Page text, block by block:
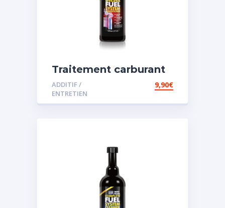
Traitement carburant
spécial diesel
ADDITIF /
ENTRETIEN
9,90€